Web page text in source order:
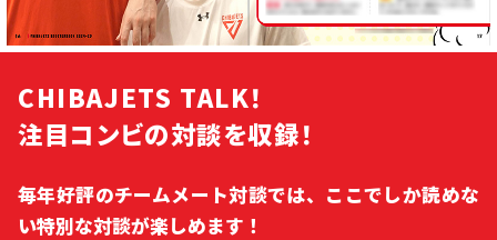
CHIBAJETS TALK！
注目コンビの対談を収録！
毎年好評のチームメート対談では、ここでしか読めな
い特別な対談が楽しめます！